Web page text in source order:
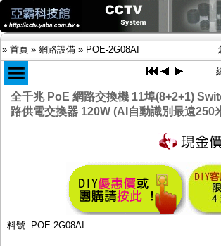
» 首頁 » 網路設備 » POE-2G08AI
商品目錄
AHD半球型(適用屋內)
AHD中小型紅外線攝影機(適用騎樓、室內外)
AHD防護罩型攝影機(適用屋外，紅外線照射
AHD特殊功能型攝影機
全千兆 PoE 網路交換機 11埠(8+2+1)
路供電交換器 120W (AI自動識別最遠250
料號: POE-2G08AI